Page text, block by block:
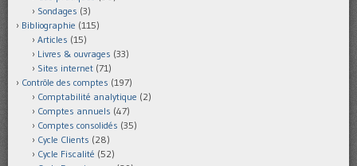
Sondages (3)
Bibliographie (115)
Articles (15)
Livres & ouvrages (33)
Sites internet (71)
Contrôle des comptes (197)
Comptabilité analytique (2)
Comptes annuels (47)
Comptes consolidés (35)
Cycle Clients (28)
Cycle Fiscalité (52)